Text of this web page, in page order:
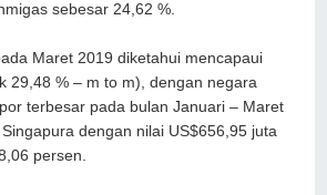
sebesar 24,62 %.
Maret 2019 diketahui mencapaui
29,48 % – m to m), dengan negara
terbesar pada bulan Januari – Maret
dengan nilai US$656,95 juta
persen.